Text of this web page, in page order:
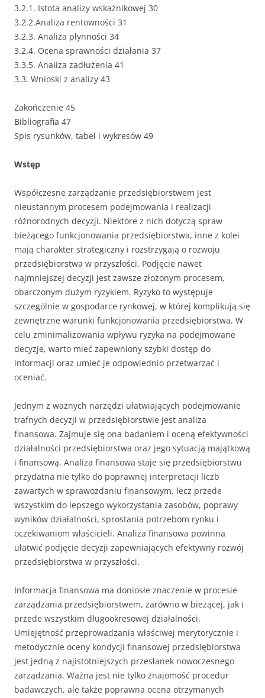
3.2.1. Istota analizy wskaźnikowej 30
3.2.2.Analiza rentowności 31
3.2.3. Analiza płynności 34
3.2.4. Ocena sprawności działania 37
3.3.5. Analiza zadłużenia 41
3.3. Wnioski z analizy 43
Zakończenie 45
Bibliografia 47
Spis rysunków, tabel i wykresów 49
Wstęp
Współczesne zarządzanie przedsiębiorstwem jest
nieustannym procesem podejmowania i realizacji
różnorodnych decyzji. Niektóre z nich dotyczą spraw
bieżącego funkcjonowania przedsiębiorstwa, inne z kolei
mają charakter strategiczny i rozstrzygają o rozwoju
przedsiębiorstwa w przyszłości. Podjęcie nawet
najmniejszej decyzji jest zawsze złożonym procesem,
obarczonym dużym ryzykiem. Ryzyko to występuje
szczególnie w gospodarce rynkowej, w której komplikują się
zewnętrzne warunki funkcjonowania przedsiębiorstwa. W
celu zminimalizowania wpływu ryzyka na podejmowane
decyzje, warto mieć zapewniony szybki dostęp do
informacji oraz umieć je odpowiednio przetwarzać i
oceniać.
Jednym z ważnych narzędzi ułatwiających podejmowanie
trafnych decyzji w przedsiębiorstwie jest analiza
finansowa. Zajmuje się ona badaniem i oceną efektywności
działalności przedsiębiorstwa oraz jego sytuacją majątkową
i finansową. Analiza finansowa staje się przedsiębiorstwu
przydatna nie tylko do poprawnej interpretacji liczb
zawartych w sprawozdaniu finansowym, lecz przede
wszystkim do lepszego wykorzystania zasobów, poprawy
wyników działalności, sprostania potrzebom rynku i
oczekiwaniom właścicieli. Analiza finansowa powinna
ułatwić podjęcie decyzji zapewniających efektywny rozwój
przedsiębiorstwa w przyszłości.
Informacja finansowa ma doniosłe znaczenie w procesie
zarządzania przedsiębiorstwem, zarówno w bieżącej, jak i
przede wszystkim długookresowej działalności.
Umiejętność przeprowadzania właściwej merytorycznie i
metodycznie oceny kondycji finansowej przedsiębiorstwa
jest jedną z najistotniejszych przesłanek nowoczesnego
zarządzania. Ważna jest nie tylko znajomość procedur
badawczych, ale także poprawna ocena otrzymanych